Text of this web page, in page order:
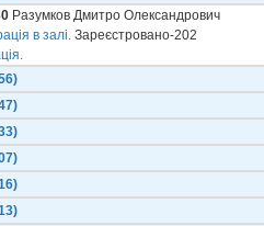
Разумков Дмитро Олександрович
в залі. Зареєстровано-202